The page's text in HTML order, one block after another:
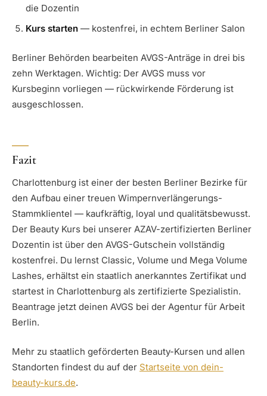
die Dozentin
Kurs starten— kostenfrei, in echtem Berliner Salon
Berliner Behörden bearbeiten AVGS-Anträge in drei bis
zehn Werktagen. Wichtig: Der AVGS muss vor
Kursbeginn vorliegen — rückwirkende Förderung ist
ausgeschlossen.
Fazit
Charlottenburg ist einer der besten Berliner Bezirke für
den Aufbau einer treuen Wimpernverlängerungs-
Stammklientel — kaufkräftig, loyal und qualitätsbewusst.
Der Beauty Kurs bei unserer AZAV-zertifizierten Berliner
Dozentin ist über den AVGS-Gutschein vollständig
kostenfrei. Du lernst Classic, Volume und Mega Volume
Lashes, erhältst ein staatlich anerkanntes Zertifikat und
startest in Charlottenburg als zertifizierte Spezialistin.
Beantrage jetzt deinen AVGS bei der Agentur für Arbeit
Berlin.
Mehr zu staatlich geförderten Beauty-Kursen und allen
Standorten findest du auf der Startseite von dein-
beauty-kurs.de.